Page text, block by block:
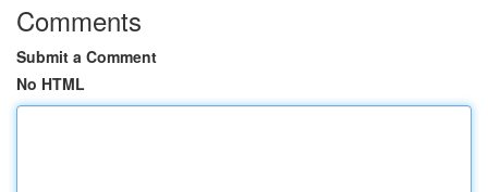
Comments
Submit a Comment
No HTML